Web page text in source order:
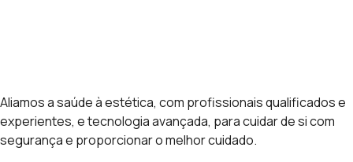
Aliamos a saúde à estética, com profissionais qualificados e
experientes, e tecnologia avançada, para cuidar de si com
segurança e proporcionar o melhor cuidado.